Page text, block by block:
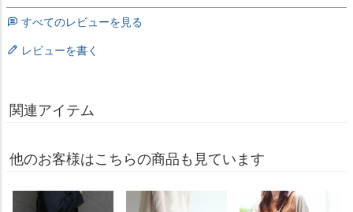
すべてのレビューを見る
レビューを書く
関連アイテム
他のお客様はこちらの商品も見ています